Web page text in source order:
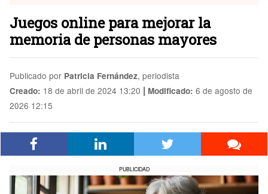
Juegos online para mejorar la
memoria de personas mayores
Publicado por Patricia Fernández, periodista
Creado: 18 de abril de 2024 13:20 | Modificado: 6 de agosto de
2026 12:15
PUBLICIDAD